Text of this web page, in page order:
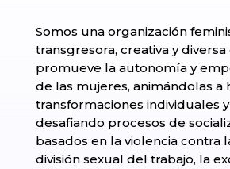
Somos una organización
transgresora, creativa y diversa
promueve la autonomía y
de las mujeres, animándolas a
transformaciones individuales
desafiando procesos de
basados en la violencia contra
división sexual del trabajo, la